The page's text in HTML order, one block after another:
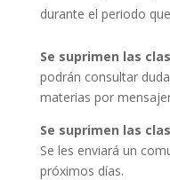
durante el periodo
Se suprimen las
podrán consultar
materias por
Se suprimen las
Se les enviará un
próximos días.